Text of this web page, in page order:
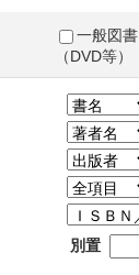
一般図書
（DVD等）
別置